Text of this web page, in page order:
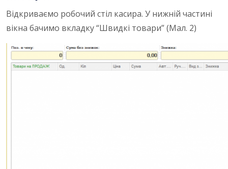
Відкриваємо робочий стіл касира. У нижній частині
вікна бачимо вкладку “Швидкі товари” (Мал. 2)